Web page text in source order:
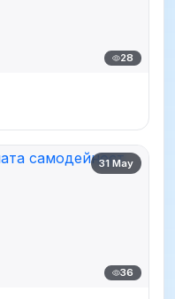
28
31 May
36